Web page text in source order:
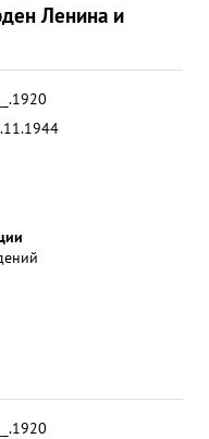
Ленина и